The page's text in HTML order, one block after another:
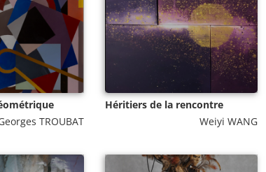
TROUBAT
Héritiers de la rencontre
Weiyi WANG